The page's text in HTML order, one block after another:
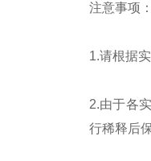
注意事项
1.请根据
2.由于各
行稀释后